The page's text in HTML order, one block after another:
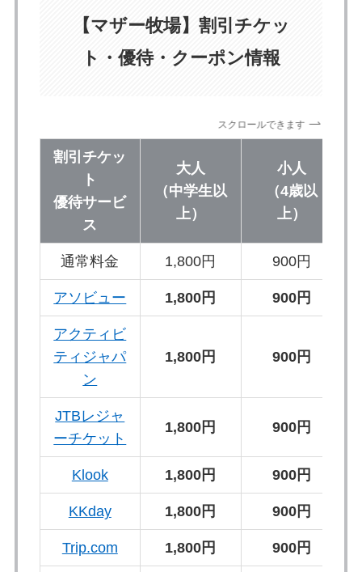
【マザー牧場】割引チケッ
ト・優待・クーポン情報
スクロールできます
割引チケッ
ト
優待サービ
ス
大人
（中学生以
上）
小人
（4歳以
上）
通常料金 1,800円 900円
アソビュー 1,800円 900円
アクティビ
ティジャパ
ン
1,800円 900円
JTBレジャ
ーチケット
1,800円 900円
Klook 1,800円 900円
KKday 1,800円 900円
Trip.com 1,800円 900円